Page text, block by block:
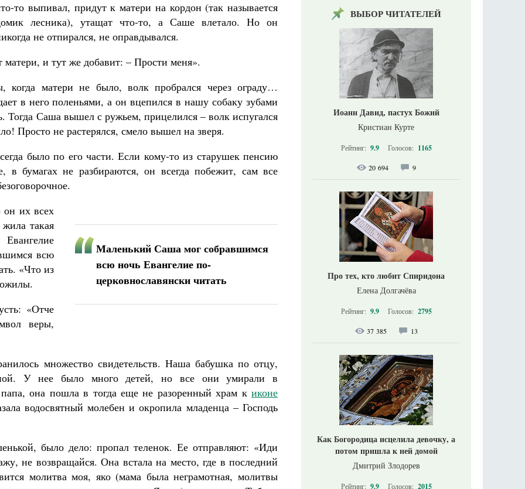
то выпивал, придут к матери на кордон (так называется
лесника), утащат что-то, а Саше влетало. Но он
не отпирался, не оправдывался.
и тут же добавит: – Прости меня».
матери не было, волк пробрался через ограду…
в него поленьями, а он вцепился в нашу собаку зубами
Тогда Саша вышел с ружьем, прицелился – волк испугался
Просто не растерялся, смело вышел на зверя.
было по его части. Если кому-то из старушек пенсию
в бумагах не разбираются, он всегда побежит, сам все
Маленький Саша мог собравшимся
всю ночь Евангелие по-
церковнославянски читать
он их всех
такая
всю
«Что из
«Отче
веры,
множество свидетельств. Наша бабушка по отцу,
У нее было много детей, но все они умирали в
она пошла в тогда еще не разоренный храм к иконе
водосвятный молебен и окропила младенца – Господь
было дело: пропал теленок. Ее отправляют: «Иди
не возвращайся. Она встала на место, где в последний
молитва моя, яко (мама была неграмотная, молитвы
ВЫБОР ЧИТАТЕЛЕЙ
Иоанн Давид, пастух Божий
Кристиан Курте
Рейтинг: 9.9 Голосов: 1165
20 694 9
Про тех, кто любит Спиридона
Елена Долгачёва
Рейтинг: 9.9 Голосов: 2795
37 385 13
Как Богородица исцелила девочку, а
потом пришла к ней домой
Дмитрий Злодорев
Рейтинг: 9.9 Голосов: 2015